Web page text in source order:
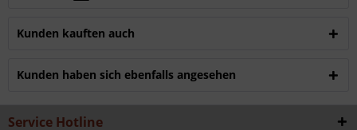
Kunden kauften auch
Kunden haben sich ebenfalls angesehen
Service Hotline